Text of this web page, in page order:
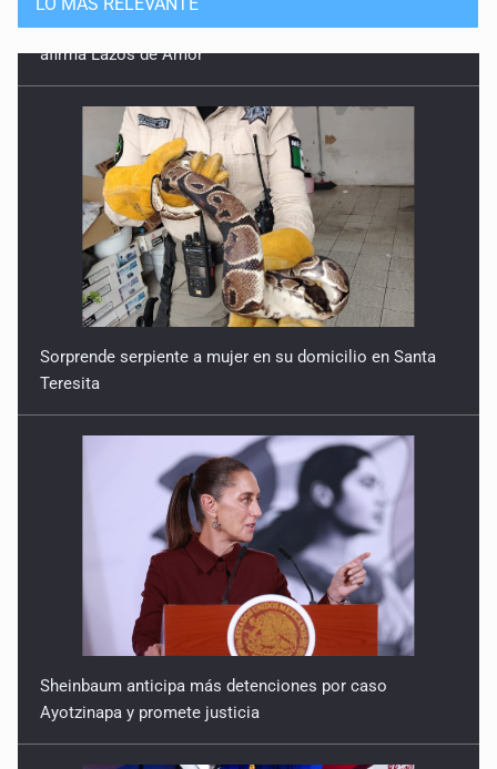
Sorprende serpiente a mujer en su domicilio en Santa
Teresita
Sheinbaum anticipa más detenciones por caso
Ayotzinapa y promete justicia